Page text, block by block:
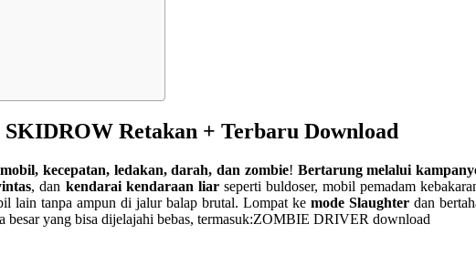
Retakan + Terbaru Download
mobil, kecepatan, ledakan, darah, dan zombie! Bertarung melalui
, dan kendarai kendaraan liarseperti buldoser, mobil pemadam
lain tanpa ampun di jalur balap brutal. Lompat ke mode Slaughter dan
besar yang bisa dijelajahi bebas, termasuk:ZOMBIE DRIVER download